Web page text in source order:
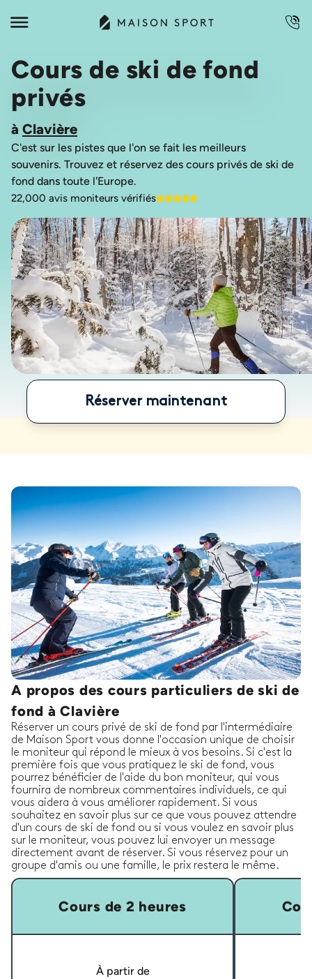
Cours de ski de fond
privés
à Clavière
C'est sur les pistes que l'on se fait les meilleurs
souvenirs. Trouvez et réservez des cours privés de ski de
22,000 avis moniteurs vérifiés
Réserver maintenant
A propos des cours particuliers de ski de
fond à Clavière
Réserver un cours privé de ski de fond par l'intermédiaire
de Maison Sport vous donne l'occasion unique de choisir
le moniteur qui répond le mieux à vos besoins. Si c'est la
première fois que vous pratiquez le ski de fond, vous
pourrez bénéficier de l'aide du bon moniteur, qui vous
fournira de nombreux commentaires individuels, ce qui
vous aidera à vous améliorer rapidement. Si vous
souhaitez en savoir plus sur ce que vous pouvez attendre
d'un cours de ski de fond ou si vous voulez en savoir plus
sur le moniteur, vous pouvez lui envoyer un message
directement avant de réserver. Si vous réservez pour un
groupe d'amis ou une famille, le prix restera le même.
Cours de 2 heures
À partir de